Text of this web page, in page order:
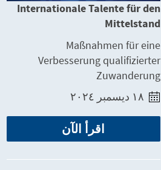
Internationale Talente für den
Mittelstand
Maßnahmen für eine
Verbesserung qualifizierter
Zuwanderung
اقرأ الآن